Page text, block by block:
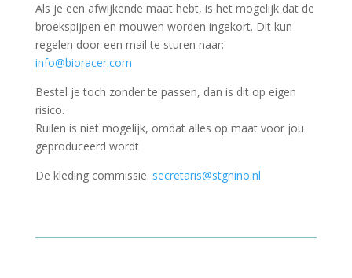
Als je een afwijkende maat hebt, is het mogelijk dat de
broekspijpen en mouwen worden ingekort. Dit kun
regelen door een mail te sturen naar:
info@bioracer.com
Bestel je toch zonder te passen, dan is dit op eigen
risico.
Ruilen is niet mogelijk, omdat alles op maat voor jou
geproduceerd wordt
De kleding commissie. secretaris@stgnino.nl